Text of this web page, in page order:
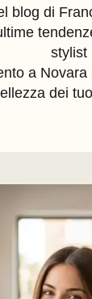
blog di
stylist
a
dei